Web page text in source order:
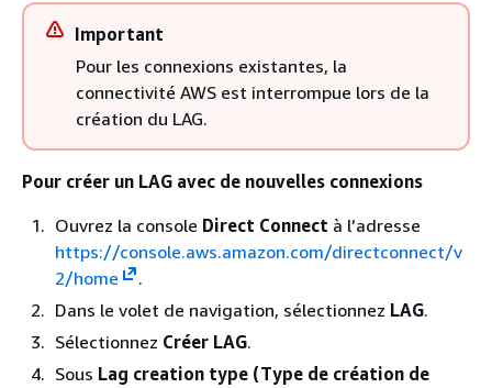
Important
Pour les connexions existantes, la
connectivité AWS est interrompue lors de la
création du LAG.
Pour créer un LAG avec de nouvelles connexions
Ouvrez la console Direct Connect à l’adresse
https://console.aws.amazon.com/directconnect/v
2/home
.
Dans le volet de navigation, sélectionnez LAG.
Sélectionnez Créer LAG.
Sous Lag creation type (Type de création de